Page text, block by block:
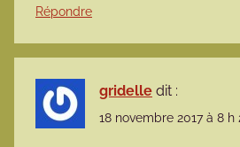
Répondre
gridelle dit :
18 novembre 2017 à 8 h